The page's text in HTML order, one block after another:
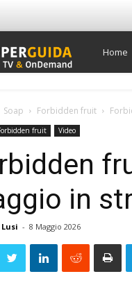
Super
Home
Soap Forbidden fruit
fruit Video
in
- 8 Maggio 2026